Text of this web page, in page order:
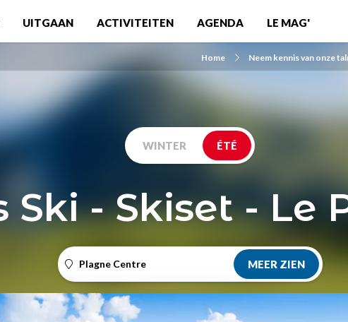
UITGAAN ACTIVITEITEN AGENDA LE MAG'
Home Neem kennis van onze
WINTER ÉTÉ
Ski - Skiset - Le
Plagne Centre MEER ZIEN